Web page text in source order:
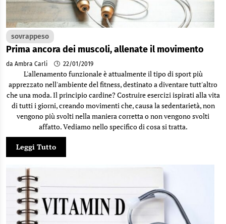
sovrappeso
Prima ancora dei muscoli, allenate il movimento
da Ambra Carli 22/01/2019
L'allenamento funzionale è attualmente il tipo di sport più
apprezzato nell'ambiente del fitness, destinato a diventare tutt'altro
che una moda. Il principio cardine? Costruire esercizi ispirati alla vita
di tutti i giorni, creando movimenti che, causa la sedentarietà, non
vengono più svolti nella maniera corretta o non vengono svolti
affatto. Vediamo nello specifico di cosa si tratta.
Leggi Tutto